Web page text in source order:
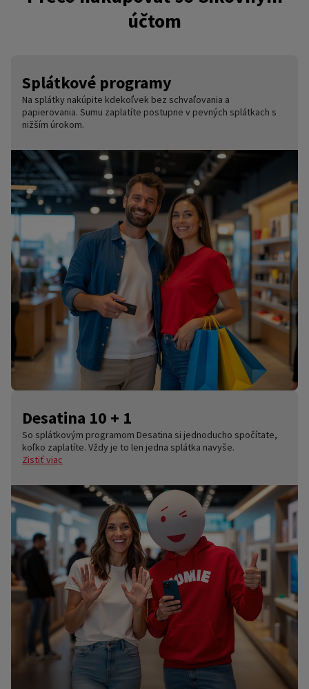
účtom
Splátkové programy
Na splátky nakúpite kdekoľvek bez schvaľovania a
papierovania. Sumu zaplatíte postupne v pevných splátkach s
nižším úrokom.
Desatina 10 + 1
So splátkovým programom Desatina si jednoducho spočítate,
koľko zaplatíte. Vždy je to len jedna splátka navyše.
Zistiť viac